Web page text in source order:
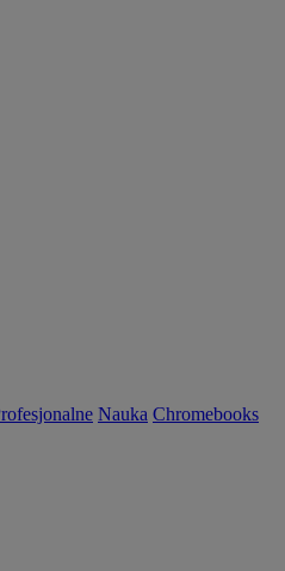
Nauka Chromebooks